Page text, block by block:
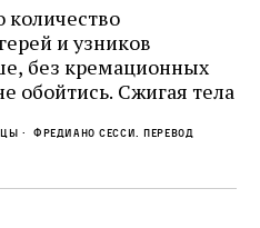
количество
и узников
без кремационных
обойтись. Cжигая тела
культу смерти, но и
городов,
каждый день в этих
Фредиано Сесси. Перевод